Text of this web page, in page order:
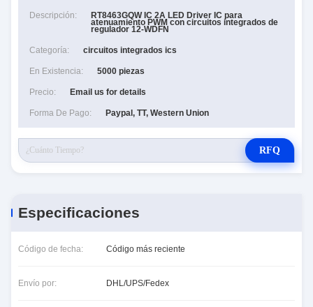
Descripción: RT8463GQW IC 2A LED Driver IC para
atenuamiento PWM con circuitos integrados de
regulador 12-WDFN
Categoría: circuitos integrados ics
En Existencia: 5000 piezas
Precio: Email us for details
Forma De Pago: Paypal, TT, Western Union
RFQ
Especificaciones
Código de fecha: Código más reciente
Envío por: DHL/UPS/Fedex